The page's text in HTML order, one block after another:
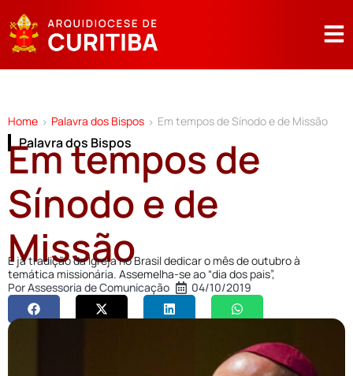
Home > Palavra dos Bispos > Em tempos de Sínodo e de Missão
Palavra dos Bispos
Em tempos de
Sínodo e de
Missão
É já tradição da Igreja no Brasil dedicar o mês de outubro à
temática missionária. Assemelha-se ao “dia dos pais”,
PorAssessoria de Comunicação 04/10/2019